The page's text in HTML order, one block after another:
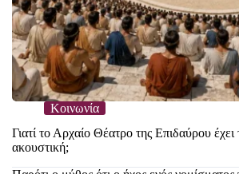
Κοινωνία
Γιατί το Αρχαίο Θέατρο της Επιδαύρου
ακουστική;